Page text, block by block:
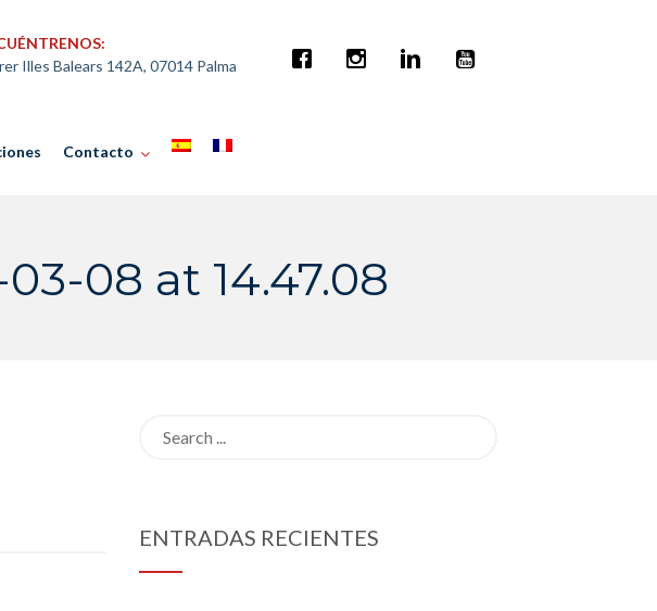
Illes Balears 142A, 07014 Palma
Contacto
08 at 14.47.08
ENTRADAS RECIENTES